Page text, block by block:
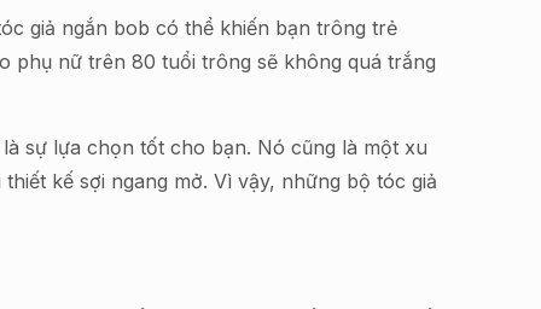
giả ngắn bob có thể khiến bạn trông trẻ
phụ nữ trên 80 tuổi trông sẽ không quá trắng
sự lựa chọn tốt cho bạn. Nó cũng là một xu
kế sợi ngang mở. Vì vậy, những bộ tóc giả